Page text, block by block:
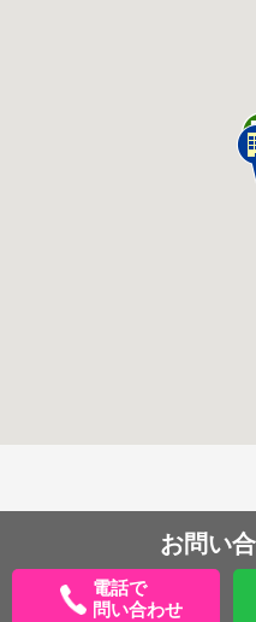
お問い
電話で
問い合わせ